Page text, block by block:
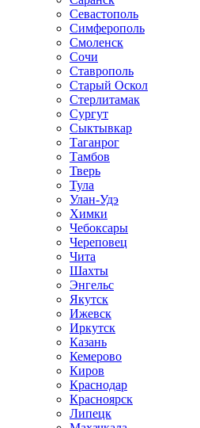
Севастополь
Симферополь
Смоленск
Сочи
Ставрополь
Старый Оскол
Стерлитамак
Сургут
Сыктывкар
Таганрог
Тамбов
Тверь
Тула
Улан-Удэ
Химки
Чебоксары
Череповец
Чита
Шахты
Энгельс
Якутск
Ижевск
Иркутск
Казань
Кемерово
Киров
Краснодар
Красноярск
Липецк